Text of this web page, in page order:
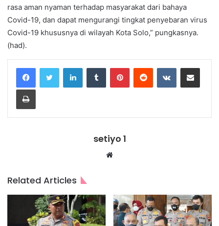
rasa aman nyaman terhadap masyarakat dari bahaya
Covid-19, dan dapat mengurangi tingkat penyebaran virus
Covid-19 khususnya di wilayah Kota Solo,” pungkasnya.
(had).
LinkedInTumblr PinterestReddit VKontakteShare via Email
Print
setiyo 1
Website
Related Articles